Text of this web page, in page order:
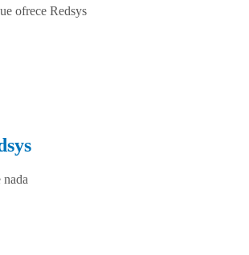
ofrece Redsys
nada